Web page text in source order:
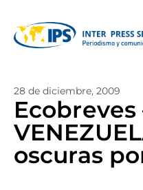
28 de diciembre, 2009
Ecobreves
oscuras